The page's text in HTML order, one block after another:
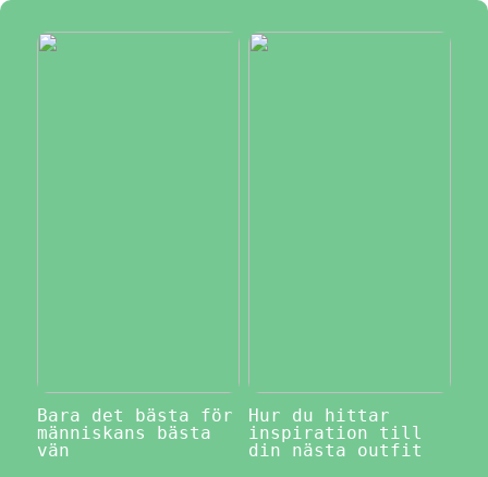
Bara det bästa för
människans bästa
vän
Hur du hittar
inspiration till
din nästa outfit